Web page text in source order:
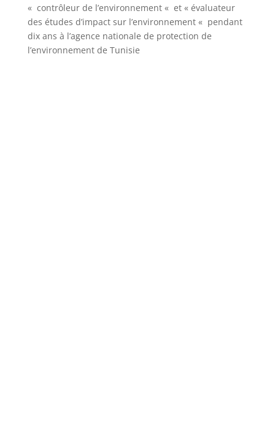
« contrôleur de l’environnement « et « évaluateur
des études d’impact sur l’environnement « pendant
dix ans à l’agence nationale de protection de
l’environnement de Tunisie